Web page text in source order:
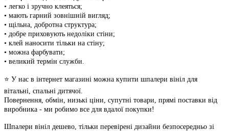
• легко і зручно клеяться;
• мають гарний зовнішній вигляд;
• щільна, добротна структура;
• добре приховують недоліки стіни;
• клей наносити тільки на стіну;
• можна фарбувати;
• великий термін служби.
⭐ У нас в інтернет магазині можна купити шпалери вініл для
вітальні, спальні дитячої.
Повернення, обмін, низькі ціни, супутні товари, прямі поставки від
виробника - ми робимо все для вдалої покупки!
Шпалери вініл дешево, тільки перевірені дизайни безпосередньо зі